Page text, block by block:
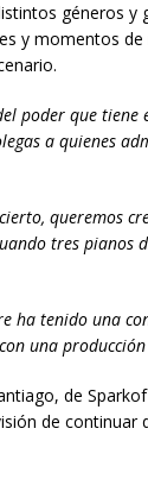
géneros y
y momentos
poder que
a quienes
queremos
tres pianos
ha tenido una
una
de
de continuar